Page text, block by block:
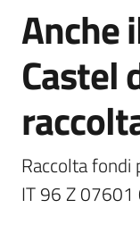
Amministrazione
Novità
Menu selezionato
Servizi
Vivere
Castel
Salta al contenuto
Anche
Castel
Raccolta
IT 96 Z